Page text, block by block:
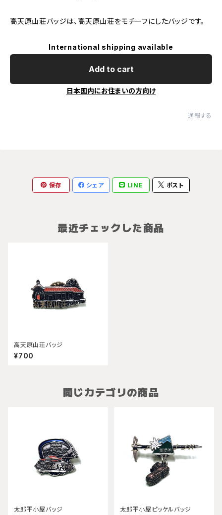
高天原山荘バッジは、高天原山荘をモチーフにしたバッジです。
International shipping available
Add to cart
日本国内にお住まいの方向け
通報する
保存 シェア LINE ポスト
最近チェックした商品
高天原山荘バッジ
¥700
同じカテゴリの商品
太郎平小屋バッジ 太郎平小屋ピッケルバッジ